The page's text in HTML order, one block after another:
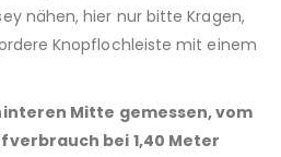
nähen, hier nur bitte Kragen,
Knopflochleiste mit einem
Mitte gemessen, vom
bei 1,40 Meter